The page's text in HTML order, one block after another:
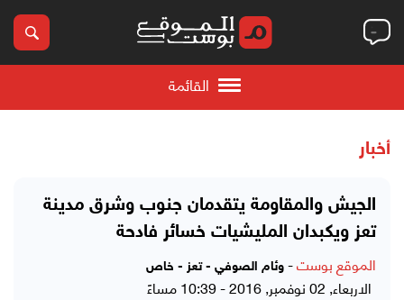
القائمة
أخبار
الجيش والمقاومة يتقدمان جنوب وشرق مدينة
تعز ويكبدان المليشيات خسائر فادحة
الموقع بوست- وئام الصوفي - تعز - خاص
الاربعاء, 02 نوفمبر, 2016 - 10:39 مساءً